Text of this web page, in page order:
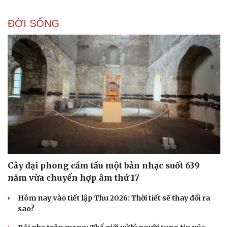
ĐỜI SỐNG
Cây đại phong cầm tấu một bản nhạc suốt 639
năm vừa chuyển hợp âm thứ 17
Hôm nay vào tiết lập Thu 2026: Thời tiết sẽ thay đổi ra
sao?